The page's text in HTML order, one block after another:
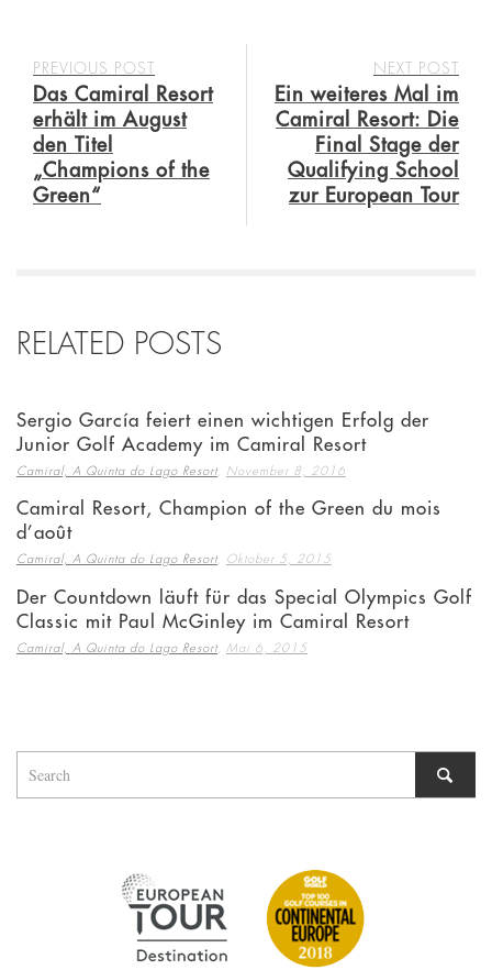
NEXT POST
Ein weiteres Mal im
Camiral Resort: Die
Final Stage der
Qualifying School
zur European Tour
PREVIOUS POST
Das Camiral Resort
erhält im August
den Titel
„Champions of the
Green“
RELATED POSTS
Sergio García feiert einen wichtigen Erfolg der
Junior Golf Academy im Camiral Resort
Camiral, A Quinta do Lago Resort, November 8, 2016
Camiral Resort, Champion of the Green du mois
d’août
Camiral, A Quinta do Lago Resort, Oktober 5, 2015
Der Countdown läuft für das Special Olympics Golf
Classic mit Paul McGinley im Camiral Resort
Camiral, A Quinta do Lago Resort, Mai 6, 2015